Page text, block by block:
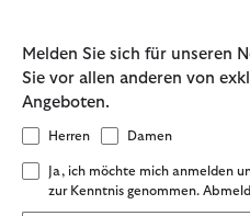
Melden Sie sich für unseren
Sie vor allen anderen von
Angeboten.
Herren Damen
Ja, ich möchte mich anmelden
zur Kenntnis genommen.